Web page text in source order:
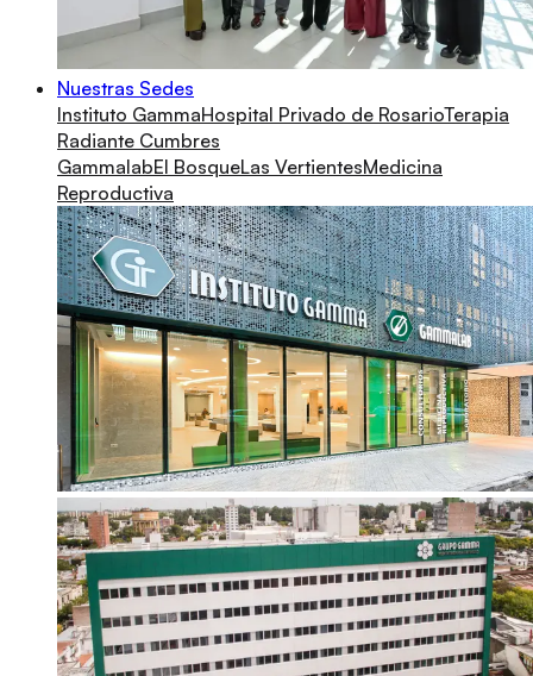
Nuestras Sedes
Instituto GammaHospital Privado de RosarioTerapia
Radiante Cumbres
GammalabEl BosqueLas VertientesMedicina
Reproductiva